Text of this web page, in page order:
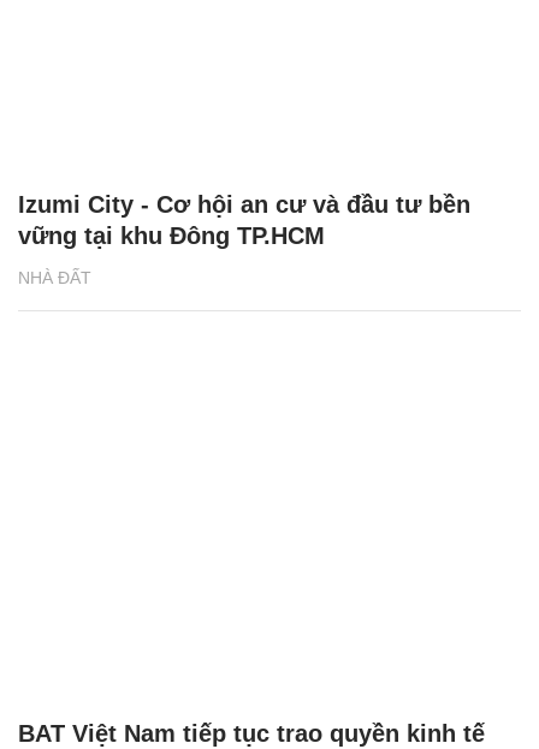
NHÀ ĐẤT
Izumi City - Cơ hội an cư và đầu tư bền
vững tại khu Đông TP.HCM
BAT Việt Nam tiếp tục trao quyền kinh tế